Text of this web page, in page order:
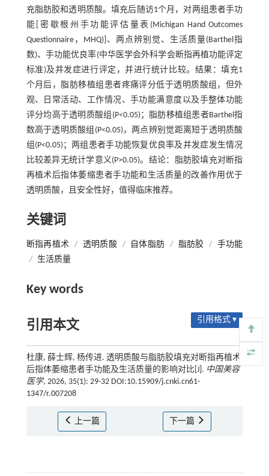
充脂肪胶和透明质酸。填充后随访1个月，对两组患者手功
能[密歇根州手功能评估量表(Michigan Hand Outcomes
Questionnaire，MHQ)]、两点辨别觉、生活质量(Barthel指
数)、手功能优良率(中华医学会外科学会断指再植功能评定
标准)及并发症进行评定，并进行统计比较。结果：填充1
个月后，脂肪移植组患者疼痛评分低于透明质酸组，但外
观、日常活动、工作情况、手功能满意度以及手整体功能
评分均高于透明质酸组(P<0.05)；脂肪移植组患者Barthel指
数高于透明质酸组(P<0.05)，两点辨别觉距离短于透明质酸
组(P<0.05)；两组患者手功能恢复优良率及并发症发生情况
比较差异无统计学意义(P>0.05)。结论：脂肪胶填充对断指
再植术后指体萎缩患者手功能和生活质量的改善作用优于
透明质酸，且安全性好，值得临床推荐。
关键词
断指再植术 / 透明质酸 / 自体脂肪 / 脂肪胶 / 手功能
/ 生活质量
Key words
引用本文 引用格式 ▾
杜康, 薛士辉, 杨传进. 透明质酸与脂肪胶填充对断指再植术
后指体萎缩患者手功能及生活质量的影响对比[J]. 中国美容
医学, 2026, 35(1): 29-32 DOI:10.15909/j.cnki.cn61-
1347/r.007208
上一篇 下一篇